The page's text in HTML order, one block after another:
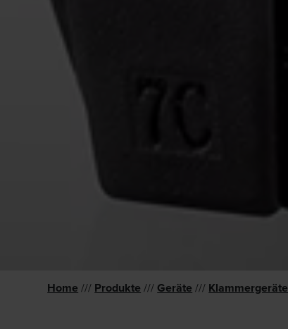
Home /// Produkte ///Geräte /// Klammergeräte